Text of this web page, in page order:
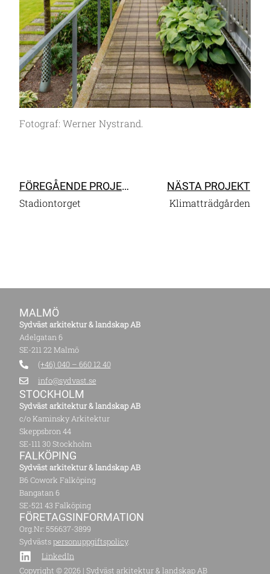
Fotograf: Werner Nystrand.
FÖREGÅENDE PROJEKT
Stadiontorget
NÄSTA PROJEKT
Klimatträdgården
MALMÖ
Sydväst arkitektur & landskap AB
Adelgatan 6
SE-211 22 Malmö
(+46) 040 – 660 12 40
info@sydvast.se
STOCKHOLM
Sydväst arkitektur & landskap AB
c/o Kaminsky Arkitektur
Skeppsbron 44
SE-111 30 Stockholm
FALKÖPING
Sydväst arkitektur & landskap AB
B6 Cowork Falköping
Bangatan 6
SE-521 43 Falköping
FÖRETAGS­INFORMATION
Org.Nr: 556637-3899
Sydvästspersonuppgiftspolicy.
LinkedIn
Copyright © 2026 | Sydväst arkitektur & landskap AB